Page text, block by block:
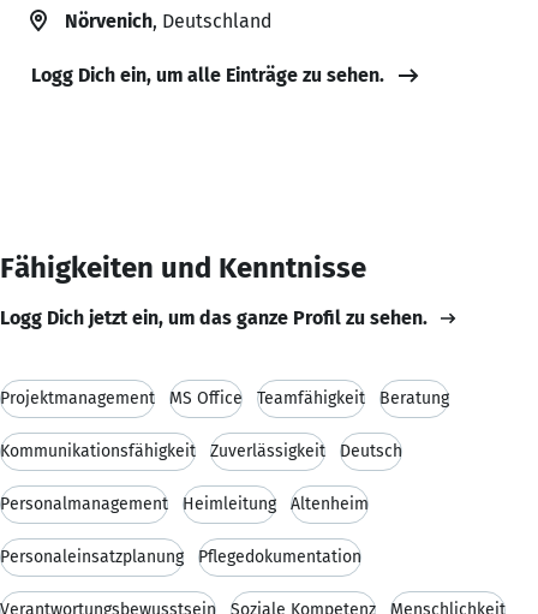
Nörvenich, Deutschland
Logg Dich ein, um alle Einträge zu sehen.
Fähigkeiten und Kenntnisse
Logg Dich jetzt ein, um das ganze Profil zu sehen.
Projektmanagement MS Office Teamfähigkeit Beratung
Kommunikationsfähigkeit Zuverlässigkeit Deutsch
Personalmanagement Heimleitung Altenheim
Personaleinsatzplanung Pflegedokumentation
Verantwortungsbewusstsein Soziale Kompetenz Menschlichkeit